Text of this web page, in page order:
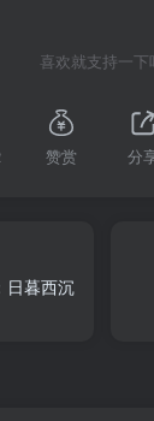
喜欢就支持一下
赞赏 分
日暮西沉